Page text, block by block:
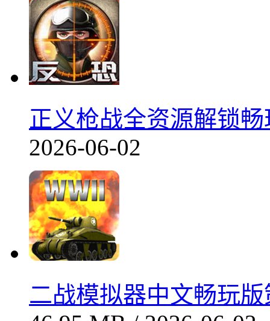
正义枪战全资源解锁
2026-06-02
二战模拟器中文畅玩